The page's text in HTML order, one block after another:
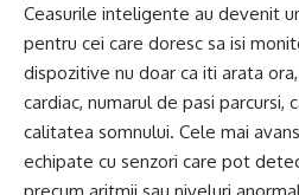
Ceasurile inteligente au devenit
pentru cei care doresc sa isi
dispozitive nu doar ca iti arata
cardiac, numarul de pasi parcursi,
calitatea somnului. Cele mai
echipate cu senzori care pot